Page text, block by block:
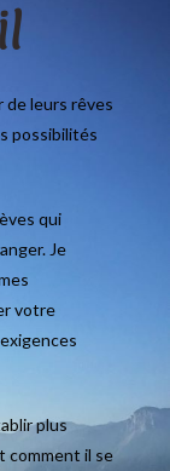
de leurs rêves
possibilités
qui
Je
votre
plus
comment il se